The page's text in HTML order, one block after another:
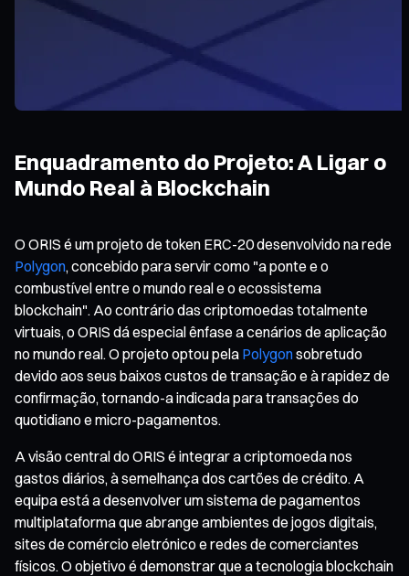
Enquadramento do Projeto: A Ligar o
Mundo Real à Blockchain
O ORIS é um projeto de token ERC-20 desenvolvido na rede
Polygon, concebido para servir como "a ponte e o
combustível entre o mundo real e o ecossistema
blockchain". Ao contrário das criptomoedas totalmente
virtuais, o ORIS dá especial ênfase a cenários de aplicação
no mundo real. O projeto optou pela Polygonsobretudo
devido aos seus baixos custos de transação e à rapidez de
confirmação, tornando-a indicada para transações do
quotidiano e micro-pagamentos.
A visão central do ORIS é integrar a criptomoeda nos
gastos diários, à semelhança dos cartões de crédito. A
equipa está a desenvolver um sistema de pagamentos
multiplataforma que abrange ambientes de jogos digitais,
sites de comércio eletrónico e redes de comerciantes
físicos. O objetivo é demonstrar que a tecnologia blockchain